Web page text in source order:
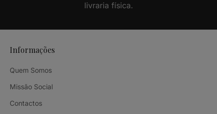
livraria física.
Informações
Quem Somos
Missão Social
Contactos